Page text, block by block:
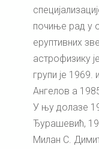
почиње рад у
еруптивних
астрофизику
групи је 1969.
Ангелов а
У њу долазе
Ђурашевић,
Милан С.